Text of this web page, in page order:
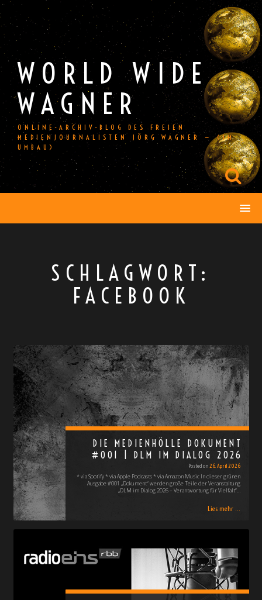
Skip
to
content
WORLD WIDE
WAGNER
ONLINE-ARCHIV-BLOG DES FREIEN
MEDIENJOURNALISTEN JÖRG WAGNER — (IM
UMBAU)
SCHLAGWORT:
FACEBOOK
DIE MEDIENHÖLLE DOKUMENT
#001 | DLM IM DIALOG 2026
Posted on26. April 2026
* via Spotify * via Apple Podcasts * via Amazon Music In dieser grünen
Ausgabe #001 „Dokument“ werden große Teile der Veranstaltung
„DLM im Dialog 2026 – Verantwortung für Vielfalt“…
Lies mehr ...